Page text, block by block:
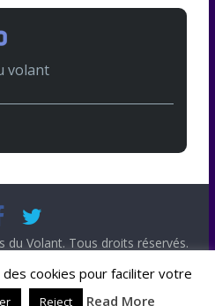
volant
du Volant. Tous droits réservés.
des cookies pour faciliter votre
Reject Read More